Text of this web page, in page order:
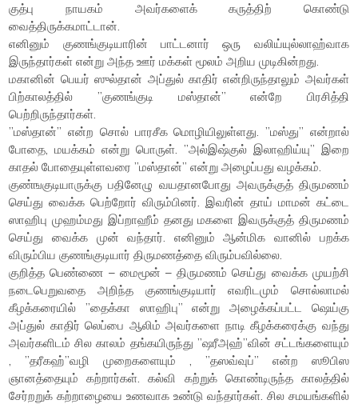
குத்பு நாயகம் அவர்களைக் கருத்திற் கொண்டு
வைத்திருக்கமாட்டான்.
எனினும் குணங்குடியாரின் பாட்டனார் ஒரு வலிய்யுல்லாஹ்வாக
இருந்தார்கள் என்று அந்த ஊர் மக்கள் மூலம் அறிய முடிகின்றது.
மகானின் பெயர் ஸுல்தான் அப்துல் காதிர் என்றிருந்தாலும் அவர்கள்
பிற்காலத்தில் ”குணங்குடி மஸ்தான்” என்றே பிரசித்தி
பெற்றிருந்தார்கள்.
”மஸ்தான்” என்ற சொல் பாரசீக மொழியிலுள்ளது. ”மஸ்து” என்றால்
போதை, மயக்கம் என்று பொருள். ”அல்இஷ்குல் இலாஹிய்யு” இறை
காதல் போதையுள்ளவரை ”மஸ்தான்” என்று அழைப்பது வழக்கம்.
குண்ஙகுடியாருக்கு பதினேழு வயதானபோது அவருக்குத் திருமணம்
செய்து வைக்க பெற்றோர் விரும்பினர். இவரின் தாய் மாமன் கட்டை
ஸாஹிபு முஹம்மது இப்றாஹீம் தனது மகளை இவருக்குத் திருமணம்
செய்து வைக்க முன் வந்தார். எனினும் ஆன்மிக வானில் பறக்க
விரும்பிய குணங்குடியார் திருமணத்தை விரும்பவில்லை.
குறித்த பெண்ணை – மைமூன் – திருமணம் செய்து வைக்க முயற்சி
நடைபெறுவதை அறிந்த குணங்குடியார் எவரிடமும் சொல்லாமல்
கீழக்கரையில் ”தைக்கா ஸாஹிபு” என்று அழைக்கப்பட்ட ஷெய்கு
அப்துல் காதிர் லெப்பை ஆலிம் அவர்களை நாடி கீழக்கரைக்கு வந்து
அவர்களிடம் சில காலம் தங்கயிருந்து ”ஷரீஅஹ்”வின் சட்டங்களையும்
, ”தரீகஹ்”வழி முறைகளையும் , ”தஸவ்வுப்” என்ற ஸூபிஸ
ஞானத்தையும் கற்றார்கள். கல்வி கற்றுக் கொண்டிருந்த காலத்தில்
சேர்றறுக் கற்றாழையை உணவாக உண்டு வந்தார்கள். சில சமயங்களில்